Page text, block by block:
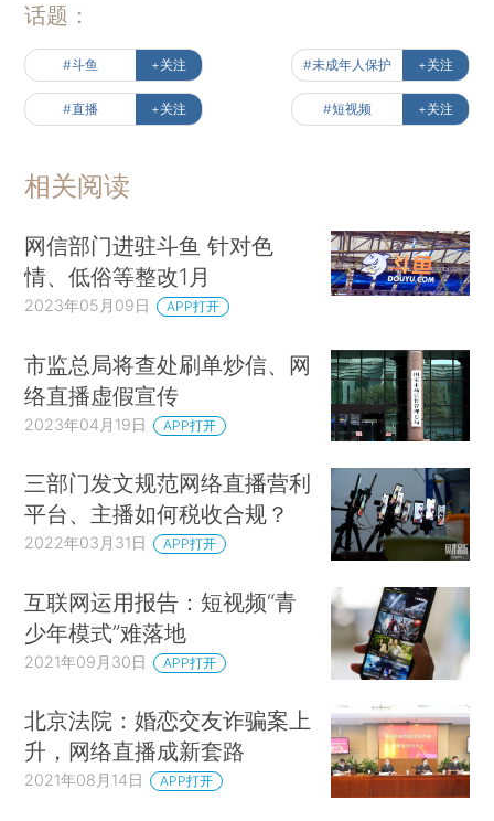
话题：
#斗鱼 +关注 #未成年人保护 +关注
#直播 +关注 #短视频 +关注
相关阅读
网信部门进驻斗鱼 针对色
情、低俗等整改1月
2023年05月09日 APP打开
市监总局将查处刷单炒信、网
络直播虚假宣传
2023年04月19日 APP打开
三部门发文规范网络直播营利
平台、主播如何税收合规？
2022年03月31日 APP打开
互联网运用报告：短视频“青
少年模式”难落地
2021年09月30日 APP打开
北京法院：婚恋交友诈骗案上
升，网络直播成新套路
2021年08月14日 APP打开